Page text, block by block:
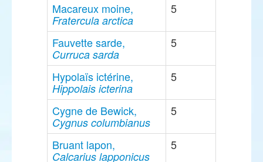
Macareux moine,
Fratercula arctica
5
Fauvette sarde,
Curruca sarda
5
Hypolaïs ictérine,
Hippolais icterina
5
Cygne de Bewick,
Cygnus columbianus
5
Bruant lapon,
Calcarius lapponicus
5